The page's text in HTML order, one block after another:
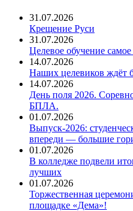
31.07.2026
Крещение Руси
31.07.2026
Целевое обучение
14.07.2026
Наших целевиков ждёт
14.07.2026
День поля 2026.
БПЛА.
01.07.2026
Выпуск-2026:
впереди — большие
01.07.2026
В колледже подвели
лучших
01.07.2026
Торжественная
площадке «Дема»!